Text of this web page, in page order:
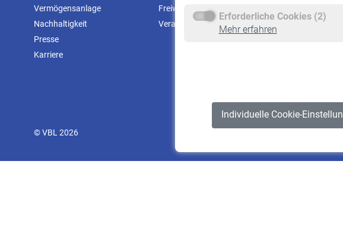
Erforderliche Cookies (2)
Mehr erfahren
Individuelle Cookie-
Vermögensanlage
Nachhaltigkeit
Presse
Karriere
Freiwillige Versicherung
Veranstaltungen
Staatliche
© VBL 2026